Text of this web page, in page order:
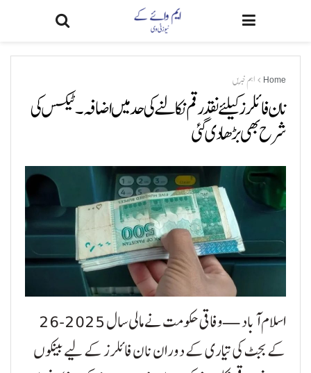
Home اہم خبریں
نان فائلرز کیلئے نقد رقم نکالنے کی حد میں اضافہ۔ ٹیکس کی
شرح بھی بڑھا دی گئی
اسلام آباد — وفاقی حکومت نے مالی سال 2025-26
کے بجٹ کی تیاری کے دوران نان فائلرز کے لیے بینکوں